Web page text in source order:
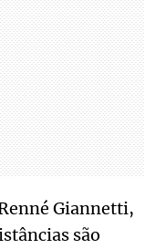
Giannetti,
são